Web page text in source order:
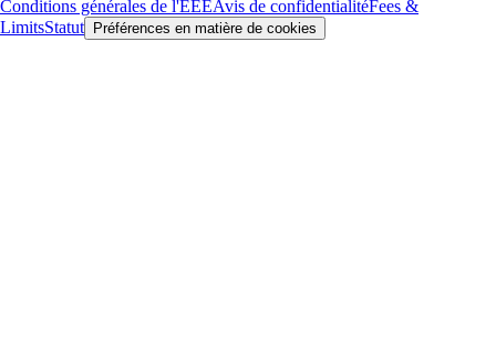
Conditions générales de l'EEEAvis de confidentialitéFees &
LimitsStatut Préférences en matière de cookies